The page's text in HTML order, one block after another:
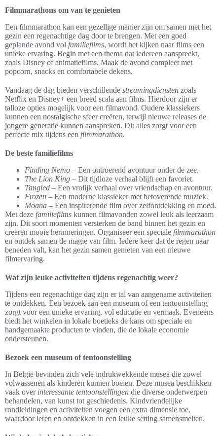
Filmmarathons om van te genieten
Een filmmarathon kan een gezellige manier zijn om samen met het
gezin een regenachtige dag door te brengen. Met een goed
geplande avond vol familiefilms, wordt het kijken naar films een
unieke ervaring. Begin met een thema dat iedereen aanspreekt,
zoals Disney of animatiefilms. Maak de avond compleet met
popcorn, snacks en comfortabele dekens.
Vandaag de dag bieden verschillende streamingdiensten zoals
Netflix en Disney+ een breed scala aan films. Hierdoor zijn er
talloze opties mogelijk voor een filmavond. Oudere klassiekers
kunnen een nostalgische sfeer creëren, terwijl nieuwe releases de
jongere generatie kunnen aanspreken. Dit alles zorgt voor een
perfecte mix tijdens een filmmarathon.
De beste familiefilms
Finding Nemo – Een ontroerend avontuur onder de zee.
The Lion King – Dit tijdloze verhaal blijft een favoriet.
Tangled – Een vrolijk verhaal over vriendschap en avontuur.
Frozen – Een moderne klassieker met betoverende muziek.
Moana – Een inspirerende film over zelfontdekking en moed.
Met deze familiefilms kunnen filmavonden zowel leuk als leerzaam
zijn. Dit soort momenten versterken de band binnen het gezin en
creëren mooie herinneringen. Organiseer een speciale filmmarathon
en ontdek samen de magie van film. Iedere keer dat de regen naar
beneden valt, kan het gezin samen genieten van een nieuwe
filmervaring.
Wat zijn leuke activiteiten tijdens regenachtig weer?
Tijdens een regenachtige dag zijn er tal van aangename activiteiten
te ontdekken. Een bezoek aan een museum of een tentoonstelling
zorgt voor een unieke ervaring, vol educatie en vermaak. Eveneens
biedt het winkelen in lokale boetieks de kans om speciale en
handgemaakte producten te vinden, die de lokale economie
ondersteunen.
Bezoek een museum of tentoonstelling
In België bevinden zich vele indrukwekkende musea die zowel
volwassenen als kinderen kunnen boeien. Deze musea beschikken
vaak over interessante tentoonstellingen die diverse onderwerpen
behandelen, van kunst tot geschiedenis. Kindvriendelijke
rondleidingen en activiteiten voegen een extra dimensie toe,
waardoor leren en ontdekken in een leuke setting samensmelten.